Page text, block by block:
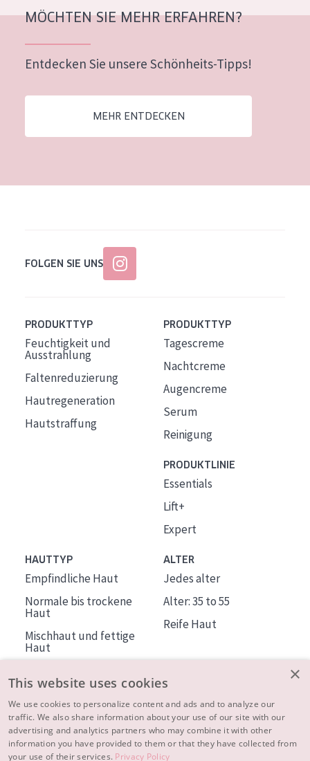
Mischhaut und fettige Haut
Reife Haut
Der Sonne ausgesetzte Haut
Jedes alter
Reife Haut
MÖCHTEN SIE MEHR ERFAHREN?
Entdecken Sie unsere Schönheits-Tipps!
MEHR ENTDECKEN
FOLGEN SIE UNS
PRODUKTTYP
Feuchtigkeit und
Ausstrahlung
Faltenreduzierung
Hautregeneration
Hautstraffung
PRODUKTTYP
Tagescreme
Nachtcreme
Augencreme
Serum
Reinigung
PRODUKTLINIE
Essentials
Lift+
Expert
HAUTTYP
Empfindliche Haut
Normale bis trockene
Haut
Mischhaut und fettige
Haut
Haut
ALTER
Jedes alter
Alter: 35 to 55
Reife Haut
ÜBER DIADERMINE
Mehr über uns
×
This website uses cookies
We use cookies to personalize content and ads and to analyze our
traffic. We also share information about your use of our site with our
advertising and analytics partners who may combine it with other
information you have provided to them or that they have collected from
your use of their services. Privacy Policy